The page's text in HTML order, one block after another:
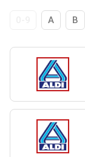
A B